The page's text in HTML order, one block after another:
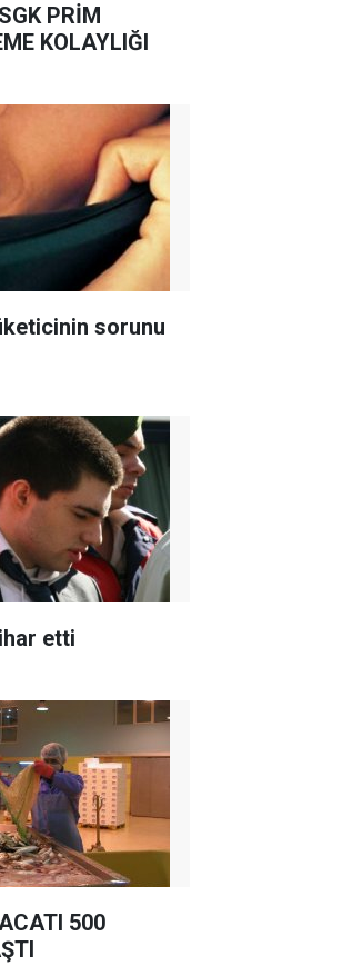
PRİM
KOLAYLIĞI
sorunu
etti
500